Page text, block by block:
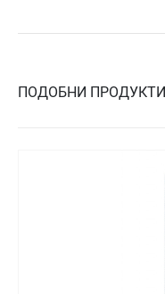
ПОДОБНИ ПРОДУКТИ